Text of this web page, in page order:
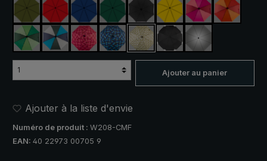
vert oliverouge bleu royalvert foncénoir jaune rose fuchsia /
orange /
vert clair / vert foncé
bleu / vert / gris
rose / rouge à carreaux
bleu / vert à carreaux
camouflagenoir, avec bandes
argent, protection
Ajouter au panier
Ajouter à la liste d'envie
Numéro de produit : W208-CMF
EAN: 40 22973 00705 9